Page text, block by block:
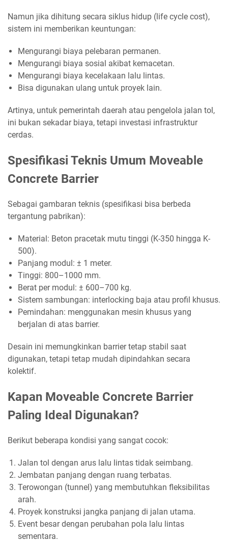
Namun jika dihitung secara siklus hidup (life cycle cost),
sistem ini memberikan keuntungan:
Mengurangi biaya pelebaran permanen.
Mengurangi biaya sosial akibat kemacetan.
Mengurangi biaya kecelakaan lalu lintas.
Bisa digunakan ulang untuk proyek lain.
Artinya, untuk pemerintah daerah atau pengelola jalan tol,
ini bukan sekadar biaya, tetapi investasi infrastruktur
cerdas.
Spesifikasi Teknis Umum Moveable
Concrete Barrier
Sebagai gambaran teknis (spesifikasi bisa berbeda
tergantung pabrikan):
Material: Beton pracetak mutu tinggi (K-350 hingga K-
500).
Panjang modul: ± 1 meter.
Tinggi: 800–1000 mm.
Berat per modul: ± 600–700 kg.
Sistem sambungan: interlocking baja atau profil khusus.
Pemindahan: menggunakan mesin khusus yang
berjalan di atas barrier.
Desain ini memungkinkan barrier tetap stabil saat
digunakan, tetapi tetap mudah dipindahkan secara
kolektif.
Kapan Moveable Concrete Barrier
Paling Ideal Digunakan?
Berikut beberapa kondisi yang sangat cocok:
Jalan tol dengan arus lalu lintas tidak seimbang.
Jembatan panjang dengan ruang terbatas.
Terowongan (tunnel) yang membutuhkan fleksibilitas
arah.
Proyek konstruksi jangka panjang di jalan utama.
Event besar dengan perubahan pola lalu lintas
sementara.